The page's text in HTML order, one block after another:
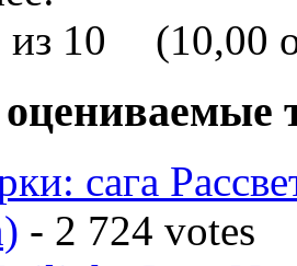
(10,00
cага
- 2 724 votes